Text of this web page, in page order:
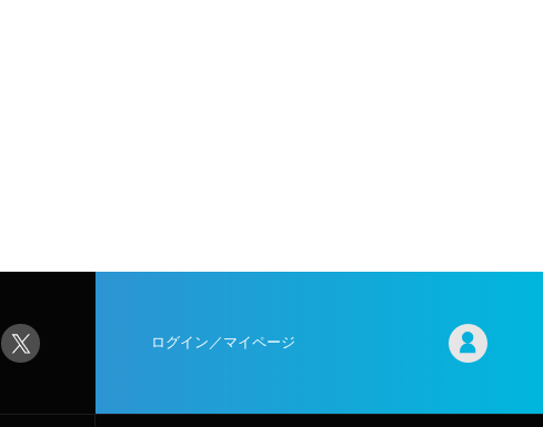
ログイン／マイページ